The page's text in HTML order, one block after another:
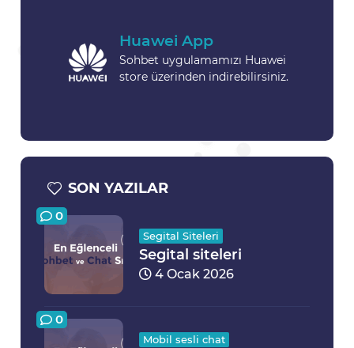
Huawei App
Sohbet uygulamamızı Huawei
store üzerinden indirebilirsiniz.
SON YAZILAR
0
Segital Siteleri
Segital siteleri
4 Ocak 2026
0
Mobil sesli chat